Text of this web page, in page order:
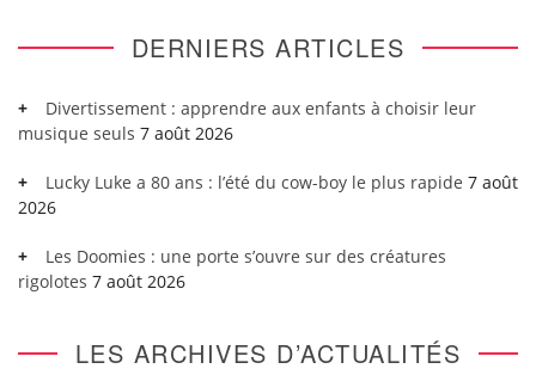
DERNIERS ARTICLES
Divertissement : apprendre aux enfants à choisir leur
musique seuls 7 août 2026
Lucky Luke a 80 ans : l’été du cow-boy le plus rapide 7 août
2026
Les Doomies : une porte s’ouvre sur des créatures
rigolotes 7 août 2026
LES ARCHIVES D’ACTUALITÉS